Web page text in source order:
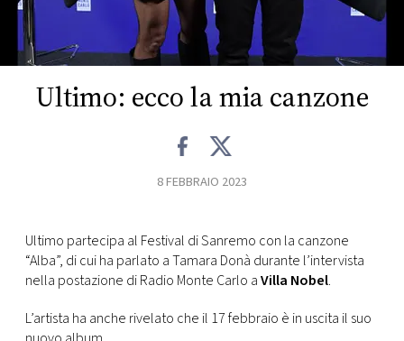
FOTO
CONCORSI
TV
DI
Ultimo: ecco la mia canzone
8 FEBBRAIO 2023
Ultimo partecipa al Festival di Sanremo con la canzone
“Alba”, di cui ha parlato a Tamara Donà durante l’intervista
nella postazione di Radio Monte Carlo aVilla Nobel.
L’artista ha anche rivelato che il 17 febbraio è in uscita il suo